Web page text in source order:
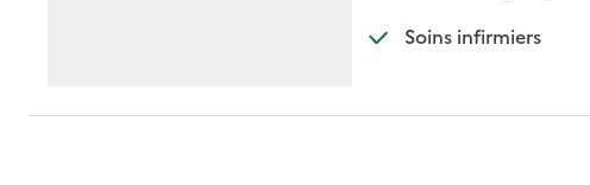
Soins infirmiers
:
: non